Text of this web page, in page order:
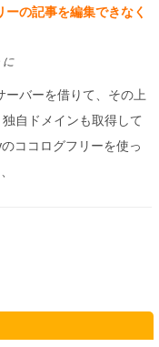
の記事を編集できなく
に
ーバーを借りて、その上
自ドメインも取得して
ココログフリーを使っ